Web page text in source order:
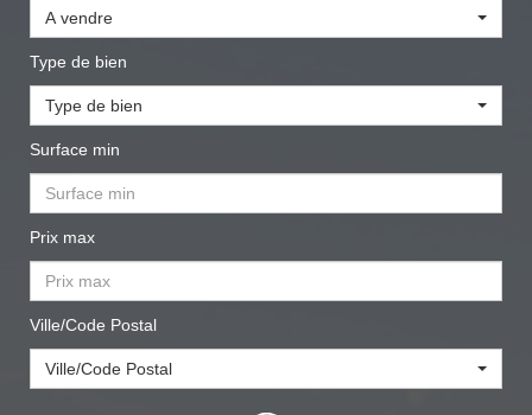
A vendre
Type de bien
Type de bien
Surface min
Prix max
Ville/Code Postal
Ville/Code Postal